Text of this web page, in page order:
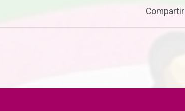
Compartir